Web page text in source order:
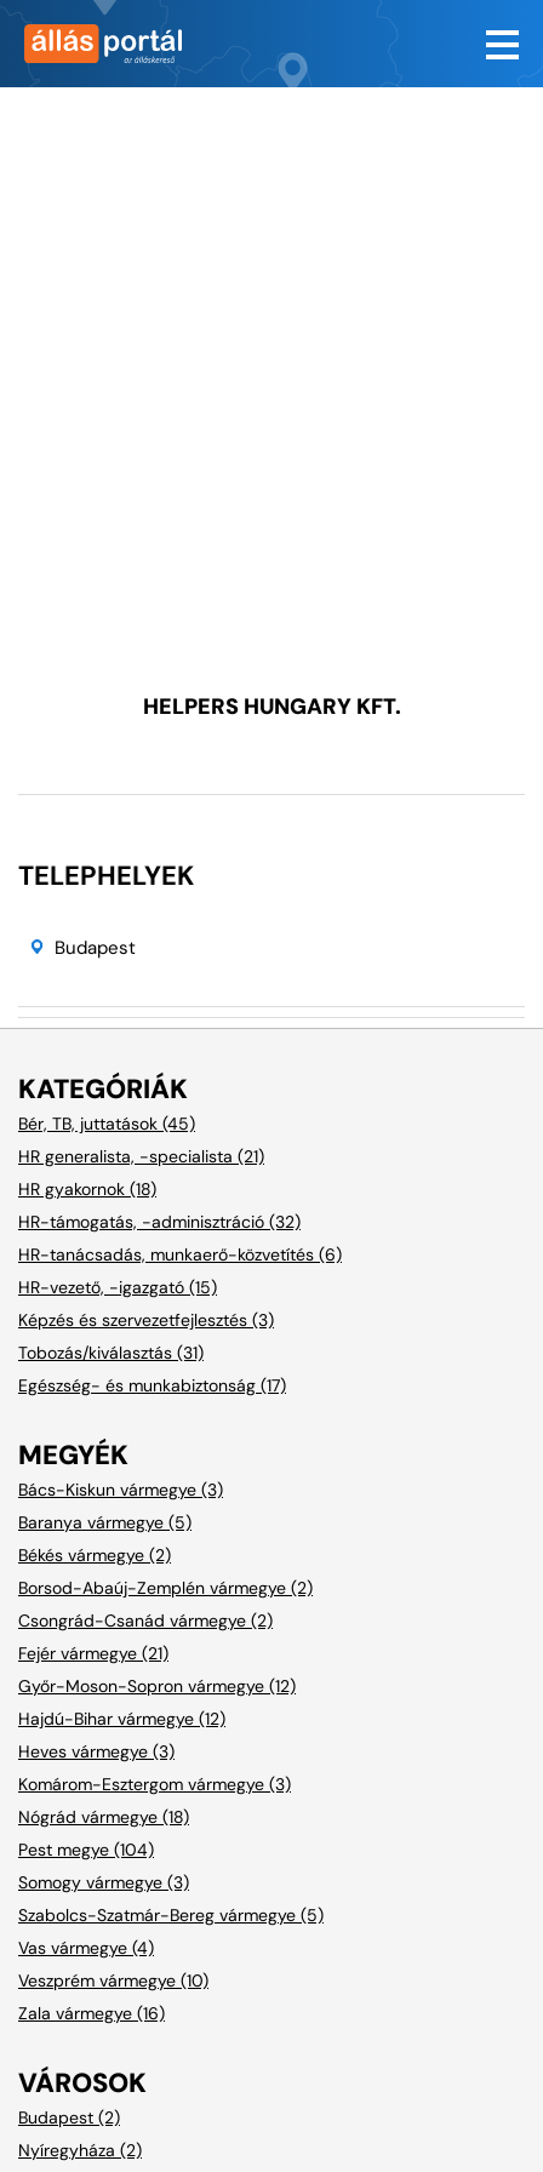
HELPERS HUNGARY KFT.
TELEPHELYEK
Budapest
KATEGÓRIÁK
Bér, TB, juttatások (45)
HR generalista, -specialista (21)
HR gyakornok (18)
HR-támogatás, -adminisztráció (32)
HR-tanácsadás, munkaerő-közvetítés (6)
HR-vezető, -igazgató (15)
Képzés és szervezetfejlesztés (3)
Tobozás/kiválasztás (31)
Egészség- és munkabiztonság (17)
MEGYÉK
Bács-Kiskun vármegye (3)
Baranya vármegye (5)
Békés vármegye (2)
Borsod-Abaúj-Zemplén vármegye (2)
Csongrád-Csanád vármegye (2)
Fejér vármegye (21)
Győr-Moson-Sopron vármegye (12)
Hajdú-Bihar vármegye (12)
Heves vármegye (3)
Komárom-Esztergom vármegye (3)
Nógrád vármegye (18)
Pest megye (104)
Somogy vármegye (3)
Szabolcs-Szatmár-Bereg vármegye (5)
Vas vármegye (4)
Veszprém vármegye (10)
Zala vármegye (16)
VÁROSOK
Budapest (2)
Nyíregyháza (2)